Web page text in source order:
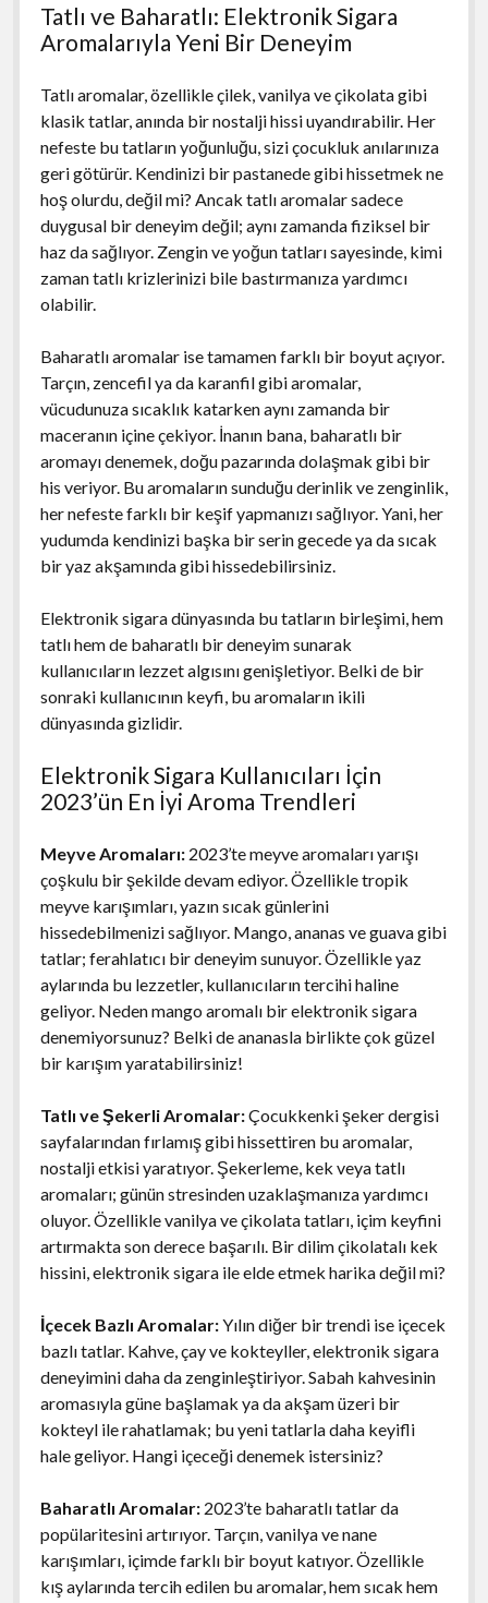
Tatlı ve Baharatlı: Elektronik Sigara
Aromalarıyla Yeni Bir Deneyim
Tatlı aromalar, özellikle çilek, vanilya ve çikolata gibi
klasik tatlar, anında bir nostalji hissi uyandırabilir. Her
nefeste bu tatların yoğunluğu, sizi çocukluk anılarınıza
geri götürür. Kendinizi bir pastanede gibi hissetmek ne
hoş olurdu, değil mi? Ancak tatlı aromalar sadece
duygusal bir deneyim değil; aynı zamanda fiziksel bir
haz da sağlıyor. Zengin ve yoğun tatları sayesinde, kimi
zaman tatlı krizlerinizi bile bastırmanıza yardımcı
olabilir.
Baharatlı aromalar ise tamamen farklı bir boyut açıyor.
Tarçın, zencefil ya da karanfil gibi aromalar,
vücudunuza sıcaklık katarken aynı zamanda bir
maceranın içine çekiyor. İnanın bana, baharatlı bir
aromayı denemek, doğu pazarında dolaşmak gibi bir
his veriyor. Bu aromaların sunduğu derinlik ve zenginlik,
her nefeste farklı bir keşif yapmanızı sağlıyor. Yani, her
yudumda kendinizi başka bir serin gecede ya da sıcak
bir yaz akşamında gibi hissedebilirsiniz.
Elektronik sigara dünyasında bu tatların birleşimi, hem
tatlı hem de baharatlı bir deneyim sunarak
kullanıcıların lezzet algısını genişletiyor. Belki de bir
sonraki kullanıcının keyfi, bu aromaların ikili
dünyasında gizlidir.
Elektronik Sigara Kullanıcıları İçin
2023’ün En İyi Aroma Trendleri
Meyve Aromaları:2023’te meyve aromaları yarışı
çoşkulu bir şekilde devam ediyor. Özellikle tropik
meyve karışımları, yazın sıcak günlerini
hissedebilmenizi sağlıyor. Mango, ananas ve guava gibi
tatlar; ferahlatıcı bir deneyim sunuyor. Özellikle yaz
aylarında bu lezzetler, kullanıcıların tercihi haline
geliyor. Neden mango aromalı bir elektronik sigara
denemiyorsunuz? Belki de ananasla birlikte çok güzel
bir karışım yaratabilirsiniz!
Tatlı ve Şekerli Aromalar:Çocukkenki şeker dergisi
sayfalarından fırlamış gibi hissettiren bu aromalar,
nostalji etkisi yaratıyor. Şekerleme, kek veya tatlı
aromaları; günün stresinden uzaklaşmanıza yardımcı
oluyor. Özellikle vanilya ve çikolata tatları, içim keyfini
artırmakta son derece başarılı. Bir dilim çikolatalı kek
hissini, elektronik sigara ile elde etmek harika değil mi?
İçecek Bazlı Aromalar:Yılın diğer bir trendi ise içecek
bazlı tatlar. Kahve, çay ve kokteyller, elektronik sigara
deneyimini daha da zenginleştiriyor. Sabah kahvesinin
aromasıyla güne başlamak ya da akşam üzeri bir
kokteyl ile rahatlamak; bu yeni tatlarla daha keyifli
hale geliyor. Hangi içeceği denemek istersiniz?
Baharatlı Aromalar:2023’te baharatlı tatlar da
popülaritesini artırıyor. Tarçın, vanilya ve nane
karışımları, içimde farklı bir boyut katıyor. Özellikle
kış aylarında tercih edilen bu aromalar, hem sıcak hem